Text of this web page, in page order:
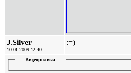
J.Silver
10-01-2009 12:40
:=)
Видеоролики